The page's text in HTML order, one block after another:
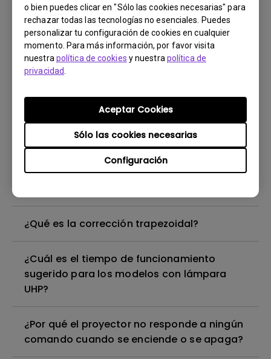
o bien puedes clicar en "Sólo las cookies necesarias" para
rechazar todas las tecnologías no esenciales. Puedes
personalizar tu configuración de cookies en cualquier
momento. Para más información, por favor visita
nuestra política de cookies y nuestra política de
privacidad
Configuración
Sólo las cookies necesarias
Aceptar Cookies
transmitir contenidos de Netflix, Disney+,
Hulu y otros. ¿Cómo puedo solucionarlo?
¿El proyector admite el formato Dolby
TrueHD 7.1 a través de ARC/eARC?
¿Cómo puedo corregir la curva de imagen
que aparece en la parte superior de la
imagen proyectada?
¿Cuál es la longitud máxima del cable HDMI
¿Qué es la corrección trapezoidal?
¿Cuál es el tiempo de funcionamiento
sugerido para los modelos con lámpara
UHP?
¿Por qué el proyector no responde a ningún
comando cuando se enciende o se apaga?